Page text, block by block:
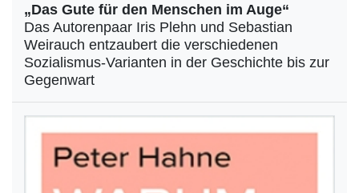
„Das Gute für den Menschen im Auge“
Das Autorenpaar Iris Plehn und Sebastian
Weirauch entzaubert die verschiedenen
Sozialismus-Varianten in der Geschichte bis zur
Gegenwart